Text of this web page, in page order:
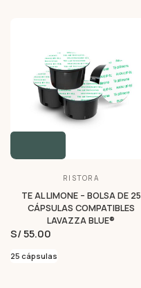
RISTORA
TE AL LIMONE – BOLSA DE 25
CÁPSULAS COMPATIBLES
LAVAZZA BLUE®
S/ 55.00
25 cápsulas